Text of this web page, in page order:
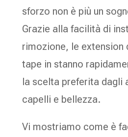
sforzo non è più un
Grazie alla facilità di
rimozione, le extension
tape in stanno
la scelta preferita dagli
capelli e bellezza.
Vi mostriamo come è